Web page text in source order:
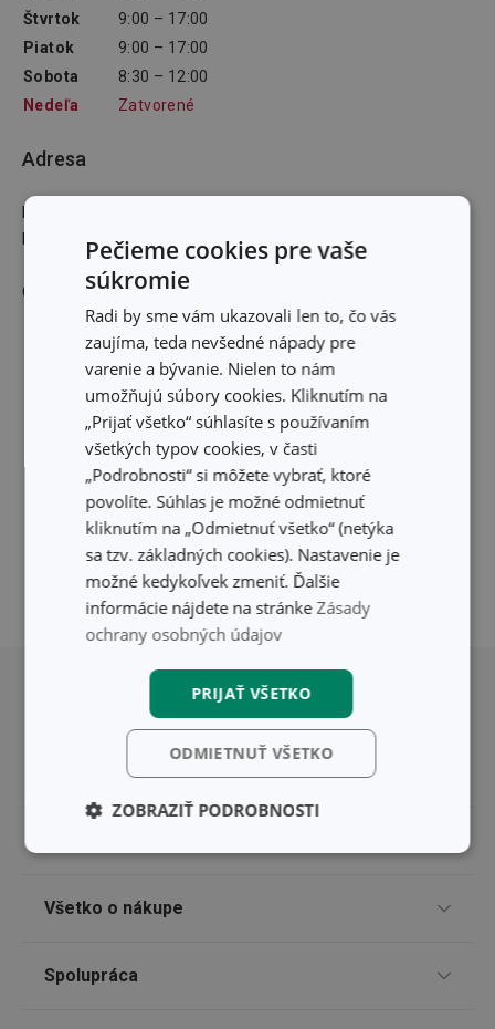
Štvrtok
9:00 – 17:00
Piatok
9:00 – 17:00
Sobota
8:30 – 12:00
Nedeľa
Zatvorené
Adresa
Námestie slobody 27 Sabinov 083 01
E-mailová adresa
GPS: 49,1022835N 21,0977677E
Posunúť sa nahor
Zákaznícky servis TESCOMA
Všetko o nákupe
Spolupráca
Pečieme cookies pre vaše
súkromie
Radi by sme vám ukazovali len to, čo vás
zaujíma, teda nevšedné nápady pre
varenie a bývanie. Nielen to nám
umožňujú súbory cookies. Kliknutím na
„Prijať všetko“ súhlasíte s používaním
všetkých typov cookies, v časti
„Podrobnosti“ si môžete vybrať, ktoré
povolíte. Súhlas je možné odmietnuť
kliknutím na „Odmietnuť všetko“ (netýka
sa tzv. základných cookies). Nastavenie je
možné kedykoľvek zmeniť. Ďalšie
informácie nájdete na stránkeZásady
ochrany osobných údajov
PRIJAŤ VŠETKO
ODMIETNUŤ VŠETKO
ZOBRAZIŤ PODROBNOSTI
Základné
Analytické a
Marketingové